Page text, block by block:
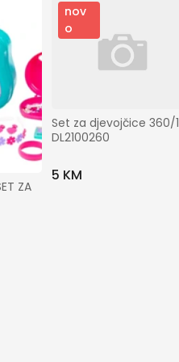
ZA
nov
o
Set za djevojčice 360/1
DL2100260
5 KM